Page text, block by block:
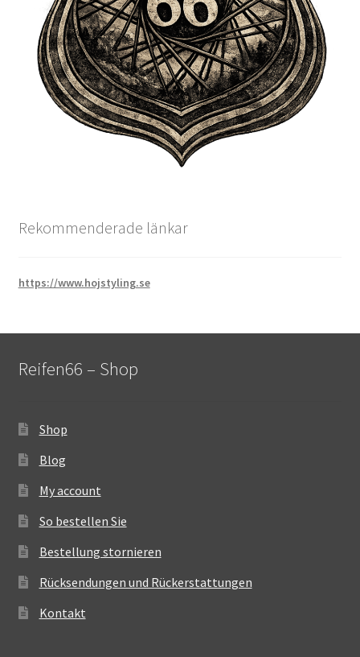
Rekommenderade länkar
https://www.hojstyling.se
Reifen66 – Shop
Shop
Blog
My account
So bestellen Sie
Bestellung stornieren
Rücksendungen und Rückerstattungen
Kontakt